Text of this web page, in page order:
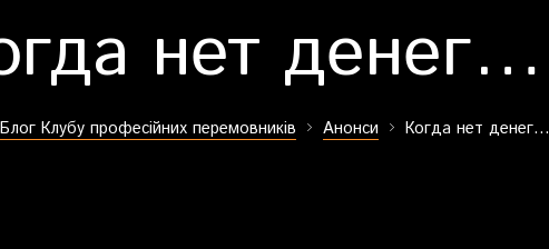
нет денег…
Блог Клубу професійних перемовників Анонси Когда нет денег…